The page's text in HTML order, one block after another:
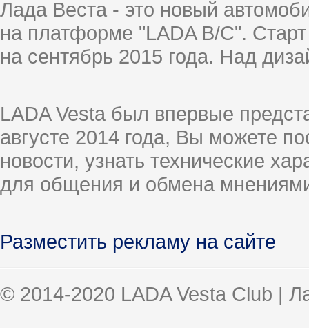
Лада Веста - это новый
на платформе "LADA B/C".
на сентябрь 2015 года. Над
LADA Vesta был впервые
августе 2014 года, Вы можете
новости, узнать технические
для общения и обмена
Разместить рекламу на сайте
© 2014-2020 LADA Vesta Club |